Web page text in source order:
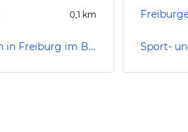
0,1 km
Sehenswürdigkeiten in Freiburg im Breisgau